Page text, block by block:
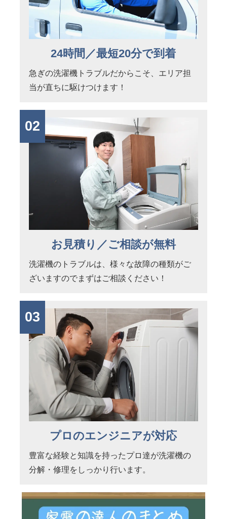
24時間／最短20分で到着
急ぎの洗濯機トラブルだからこそ、エリア担
当が直ちに駆けつけます！
02
お見積り／ご相談が無料
洗濯機のトラブルは、様々な故障の種類がご
ざいますのでまずはご相談ください！
03
プロのエンジニアが対応
豊富な経験と知識を持ったプロ達が洗濯機の
分解・修理をしっかり行います。